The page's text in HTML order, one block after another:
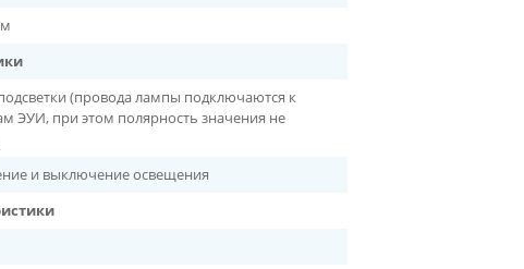
(провода лампы подключаются к
ЭУИ, при этом полярность значения не
и выключение освещения